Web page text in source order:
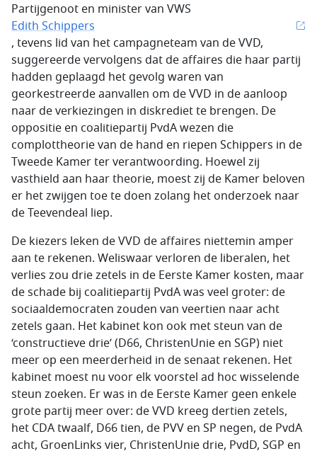
Partijgenoot en minister van VWS
Edith Schippers
, tevens lid van het campagneteam van de VVD,
suggereerde vervolgens dat de affaires die haar partij
hadden geplaagd het gevolg waren van
georkestreerde aanvallen om de VVD in de aanloop
naar de verkiezingen in diskrediet te brengen. De
oppositie en coalitiepartij PvdA wezen die
complottheorie van de hand en riepen Schippers in de
Tweede Kamer ter verantwoording. Hoewel zij
vasthield aan haar theorie, moest zij de Kamer beloven
er het zwijgen toe te doen zolang het onderzoek naar
de Teevendeal liep.
De kiezers leken de VVD de affaires niettemin amper
aan te rekenen. Weliswaar verloren de liberalen, het
verlies zou drie zetels in de Eerste Kamer kosten, maar
de schade bij coalitiepartij PvdA was veel groter: de
sociaaldemocraten zouden van veertien naar acht
zetels gaan. Het kabinet kon ook met steun van de
‘constructieve drie’ (D66, ChristenUnie en SGP) niet
meer op een meerderheid in de senaat rekenen. Het
kabinet moest nu voor elk voorstel ad hoc wisselende
steun zoeken. Er was in de Eerste Kamer geen enkele
grote partij meer over: de VVD kreeg dertien zetels,
het CDA twaalf, D66 tien, de PVV en SP negen, de PvdA
acht, GroenLinks vier, ChristenUnie drie, PvdD, SGP en